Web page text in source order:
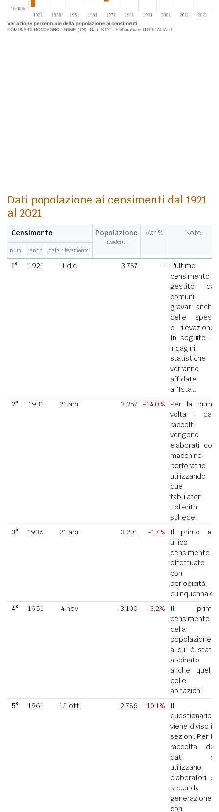
Dati popolazione ai censimenti dal 1921
al 2021
Censimento Popolazione
residenti
Var % Note
num. anno data rilevamento
1° 1921 1 dic 3.787 -
L'ultimo
censimento
gestito dai
comuni
gravati anche
delle spese
di rilevazione.
In seguito le
indagini
statistiche
verranno
affidate
all'Istat.
2°
1931 21 apr 3.257 -14,0%
Per la prima
volta i dati
raccolti
vengono
elaborati con
macchine
perforatrici
utilizzando
due
tabulatori
Hollerith a
schede.
3°
1936 21 apr 3.201 -1,7%
Il primo ed
unico
censimento
effettuato
con
periodicità
quinquennale.
4°
1951 4 nov 3.100 -3,2%
Il primo
censimento
della
popolazione
a cui è stato
abbinato
anche quello
delle
abitazioni.
5°
1961 15 ott 2.786 -10,1%
Il
questionario
viene diviso in
sezioni. Per la
raccolta dei
dati si
utilizzano
elaboratori di
seconda
generazione
con